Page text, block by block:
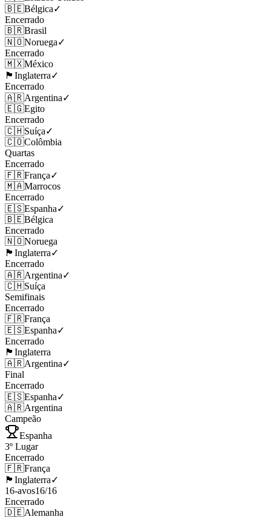
🇧🇪Bélgica✓
Encerrado
🇧🇷Brasil
🇳🇴Noruega✓
Encerrado
🇲🇽México
🏴󠁧󠁢󠁥󠁮󠁧󠁿 Inglaterra✓
Encerrado
🇦🇷Argentina✓
🇪🇬Egito
Encerrado
🇨🇭Suíça✓
🇨🇴Colômbia
Quartas
Encerrado
🇫🇷França✓
🇲🇦Marrocos
Encerrado
🇪🇸Espanha✓
🇧🇪Bélgica
Encerrado
🇳🇴Noruega
🏴󠁧󠁢󠁥󠁮󠁧󠁿 Inglaterra✓
Encerrado
🇦🇷Argentina✓
🇨🇭Suíça
Semifinais
Encerrado
🇫🇷França
🇪🇸Espanha✓
Encerrado
🏴󠁧󠁢󠁥󠁮󠁧󠁿 Inglaterra
🇦🇷Argentina✓
Final
Encerrado
🇪🇸Espanha✓
🇦🇷Argentina
Campeão
Espanha
3º Lugar
Encerrado
🇫🇷França
🏴󠁧󠁢󠁥󠁮󠁧󠁿 Inglaterra✓
16-avos16/16
Encerrado
🇩🇪Alemanha